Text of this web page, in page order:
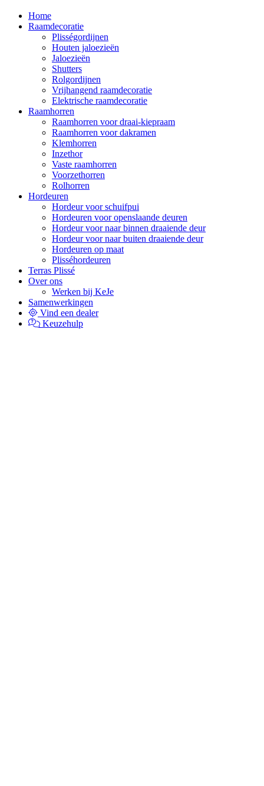
Home
Raamdecoratie
Plisségordijnen
Houten jaloezieën
Jaloezieën
Shutters
Rolgordijnen
Vrijhangend raamdecoratie
Elektrische raamdecoratie
Raamhorren
Raamhorren voor draai-kiepraam
Raamhorren voor dakramen
Klemhorren
Inzethor
Vaste raamhorren
Voorzethorren
Rolhorren
Hordeuren
Hordeur voor schuifpui
Hordeuren voor openslaande deuren
Hordeur voor naar binnen draaiende deur
Hordeur voor naar buiten draaiende deur
Hordeuren op maat
Plisséhordeuren
Terras Plissé
Over ons
Werken bij KeJe
Samenwerkingen
Vind een dealer
Keuzehulp